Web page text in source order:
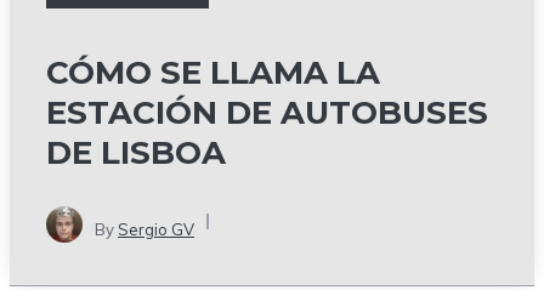
CÓMO SE LLAMA LA
ESTACIÓN DE AUTOBUSES
DE LISBOA
By Sergio GV